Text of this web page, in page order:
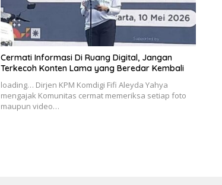
Cermati Informasi Di Ruang Digital, Jangan
Terkecoh Konten Lama yang Beredar Kembali
loading… Dirjen KPM Komdigi Fifi Aleyda Yahya
mengajak Komunitas cermat memeriksa setiap foto
maupun video…